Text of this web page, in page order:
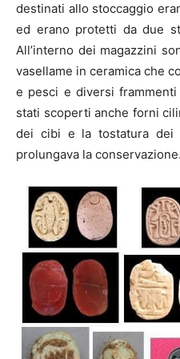
destinati allo stoccaggio
ed erano protetti da due
All’interno dei magazzini
vasellame in ceramica che
e pesci e diversi
stati scoperti anche forni
dei cibi e la tostatura dei
prolungava la conservazione.